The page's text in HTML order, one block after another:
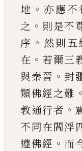
地 。 亦應不
之 。 則是不
序 。 然則五
在 。若爾三
與秦晉 。 封
類佛經之難 。
教通行者 。
不同在閻浮
遵佛經 。 而